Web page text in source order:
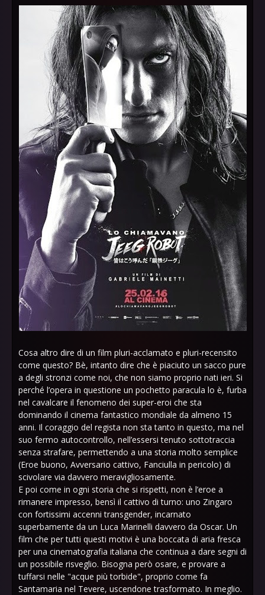
Cosa altro dire di un film pluri-acclamato e pluri-recensito
come questo? Bè, intanto dire che è piaciuto un sacco pure
a degli stronzi come noi, che non siamo proprio nati ieri. Si
perché l’opera in questione un pochetto paracula lo è, furba
nel cavalcare il fenomeno dei super-eroi che sta
dominando il cinema fantastico mondiale da almeno 15
anni. Il coraggio del regista non sta tanto in questo, ma nel
suo fermo autocontrollo, nell’essersi tenuto sottotraccia
senza strafare, permettendo a una storia molto semplice
(Eroe buono, Avversario cattivo, Fanciulla in pericolo) di
scivolare via davvero meravigliosamente.
E poi come in ogni storia che si rispetti, non è l’eroe a
rimanere impresso, bensì il cattivo di turno: uno Zingaro
con fortissimi accenni transgender, incarnato
superbamente da un Luca Marinelli davvero da Oscar. Un
film che per tutti questi motivi è una boccata di aria fresca
per una cinematografia italiana che continua a dare segni di
un possibile risveglio. Bisogna però osare, e provare a
tuffarsi nelle "acque più torbide", proprio come fa
Santamaria nel Tevere, uscendone trasformato. In meglio.